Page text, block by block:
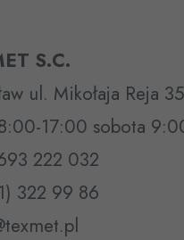
S.C.
ul. Mikołaja Reja 35
17:00 sobota
222 032
322 99 86